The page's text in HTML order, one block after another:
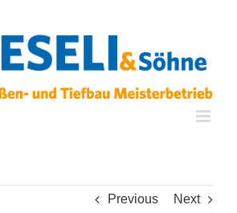
Previous Next